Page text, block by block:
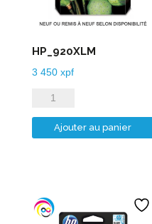
HP_920XLM
3 450 xpf
quantité
de
HP_920XLM
Ajouter au panier